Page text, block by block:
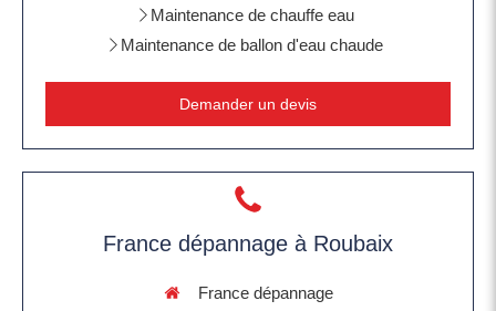
Maintenance de chauffe eau
Maintenance de ballon d'eau chaude
Demander un devis
France dépannage à Roubaix
France dépannage